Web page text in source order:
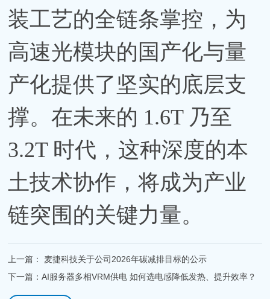
装工艺的全链条掌控，为
高速光模块的国产化与量
产化提供了坚实的底层支
撑。在未来的 1.6T 乃至
3.2T 时代，这种深度的本
土技术协作，将成为产业
链突围的关键力量。
上一篇： 麦捷科技关于公司2026年碳减排目标的公示
下一篇：AI服务器多相VRM供电 如何选电感降低发热、提升效率？